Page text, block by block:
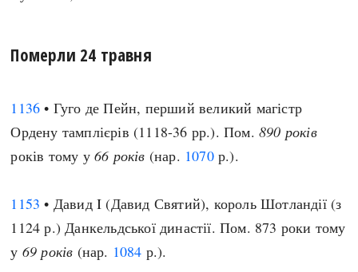
Померли 24 травня
1136 • Гуго де Пейн, перший великий магістр
Ордену тамплієрів (1118-36 рр.). Пом.890 років
років тому у66 років (нар. 1070р.).
1153 • Давид I (Давид Святий), король Шотландії (з
1124 р.) Данкельдської династії. Пом. 873 роки тому
у 69 років (нар. 1084 р.).